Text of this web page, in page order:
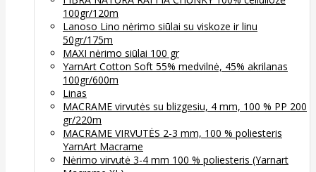
100gr/120m
Lanoso Lino nėrimo siūlai su viskoze ir linu
50gr/175m
MAXI nėrimo siūlai 100 gr
YarnArt Cotton Soft 55% medvilnė, 45% akrilanas
100gr/600m
Linas
MACRAME virvutės su blizgesiu, 4 mm, 100 % PP 200
gr/220m
MACRAME VIRVUTĖS 2-3 mm, 100 % poliesteris
YarnArt Macrame
Nėrimo virvutė 3-4 mm 100 % poliesteris (Yarnart